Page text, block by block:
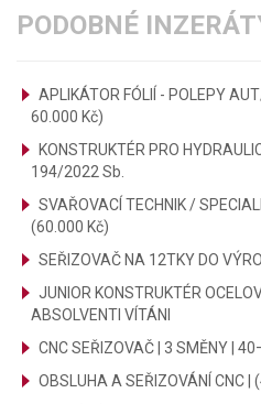
PODOBNÉ
APLIKÁTOR FÓLIÍ - POLEPY
60.000 Kč)
KONSTRUKTÉR PRO
194/2022 Sb.
SVAŘOVACÍ TECHNIK /
(60.000 Kč)
SEŘIZOVAČ NA 12TKY DO
JUNIOR KONSTRUKTÉR
ABSOLVENTI VÍTÁNI
CNC SEŘIZOVAČ | 3 SMĚNY |
OBSLUHA A SEŘIZOVÁNÍ CNC |